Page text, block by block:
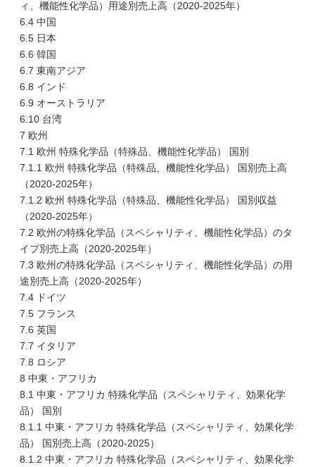
ィ、機能性化学品）用途別売上高（2020-2025年）
6.4 中国
6.5 日本
6.6 韓国
6.7 東南アジア
6.8 インド
6.9 オーストラリア
6.10 台湾
7 欧州
7.1 欧州 特殊化学品（特殊品、機能性化学品） 国別
7.1.1 欧州 特殊化学品（特殊品、機能性化学品） 国別売上高
（2020-2025年）
7.1.2 欧州 特殊化学品（特殊品、機能性化学品） 国別収益
（2020-2025年）
7.2 欧州の特殊化学品（スペシャリティ、機能性化学品）のタ
イプ別売上高（2020-2025年）
7.3 欧州の特殊化学品（スペシャリティ、機能性化学品）の用
途別売上高（2020-2025年）
7.4 ドイツ
7.5 フランス
7.6 英国
7.7 イタリア
7.8 ロシア
8 中東・アフリカ
8.1 中東・アフリカ 特殊化学品（スペシャリティ、効果化学
品） 国別
8.1.1 中東・アフリカ 特殊化学品（スペシャリティ、効果化学
品） 国別売上高（2020-2025）
8.1.2 中東・アフリカ 特殊化学品（スペシャリティ、効果化学